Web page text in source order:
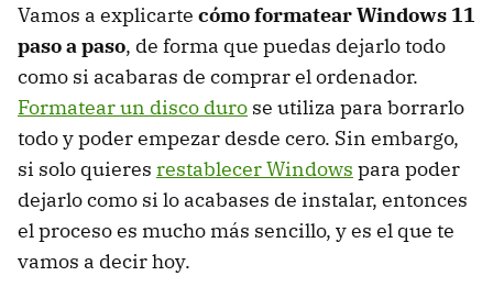
Vamos a explicarte cómo formatear Windows 11
paso a paso, de forma que puedas dejarlo todo
como si acabaras de comprar el ordenador.
Formatear un disco duro se utiliza para borrarlo
todo y poder empezar desde cero. Sin embargo,
si solo quieres restablecer Windows para poder
dejarlo como si lo acabases de instalar, entonces
el proceso es mucho más sencillo, y es el que te
vamos a decir hoy.